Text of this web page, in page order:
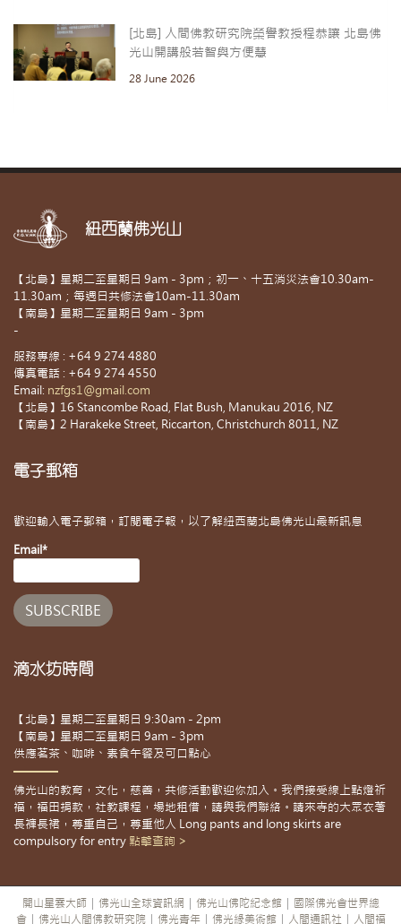
[北島] 人間佛教研究院榮譽教授程恭讓 北島佛
光山開講般若智與方便慧
28 June 2026
紐西蘭佛光山
【北島】星期二至星期日 9am - 3pm；初一、十五消災法會10.30am-
11.30am；每週日共修法會10am-11.30am
【南島】星期二至星期日 9am - 3pm
-
服務專線 : +64 9 274 4880
傳真電話 : +64 9 274 4550
Email: nzfgs1@gmail.com
【北島】16 Stancombe Road, Flat Bush, Manukau 2016, NZ
【南島】2 Harakeke Street, Riccarton, Christchurch 8011, NZ
電子郵箱
歡迎輸入電子郵箱，訂閱電子報，以了解紐西蘭北島佛光山最新訊息
Email*
滴水坊時間
【北島】星期二至星期日 9:30am - 2pm
【南島】星期二至星期日 9am - 3pm
供應茗茶、咖啡、素食午餐及可口點心
佛光山的教育，文化，慈善，共修活動歡迎你加入。我們接受線上點燈祈
福，福田捐款，社教課程，場地租借，請與我們聯絡。請來寺的大眾衣著
長褲長裙，尊重自己，尊重他人 Long pants and long skirts are
compulsory for entry 點擊查詢 >
開山星雲大師 佛光山全球資訊網 佛光山佛陀紀念館
國際佛光會世界總
會
佛光山人間佛教研究院 佛光青年 佛光緣美術館 人間通訊社 人間福